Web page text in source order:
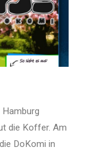
die Koffer. Am
DoKomi in